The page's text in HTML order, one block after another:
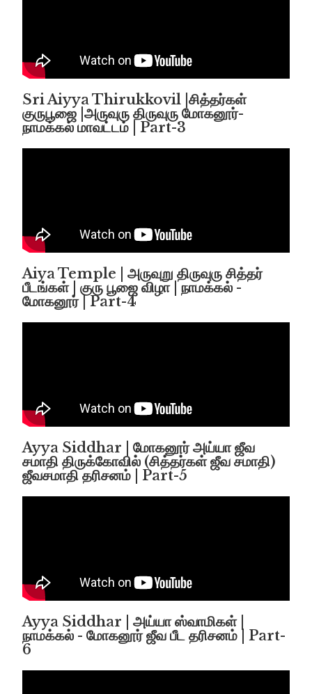
Sri Aiyya Thirukkovil |சித்தர்கள்
குருபூஜை |அருவுரு திருவுரு மோகனூர்-
நாமக்கல் மாவட்டம் | Part-3
Aiya Temple | அருவுறு திருவுரு சித்தர்
பீடங்கள் | குரு பூஜை விழா | நாமக்கல் -
மோகனூர் | Part-4
Ayya Siddhar | மோகனூர் அய்யா ஜீவ
சமாதி திருக்கோவில் (சித்தர்கள் ஜீவ சமாதி)
ஜீவசமாதி தரிசனம் | Part-5
Ayya Siddhar | அய்யா ஸ்வாமிகள் |
நாமக்கல் - மோகனூர் ஜீவ பீட தரிசனம் | Part-
6